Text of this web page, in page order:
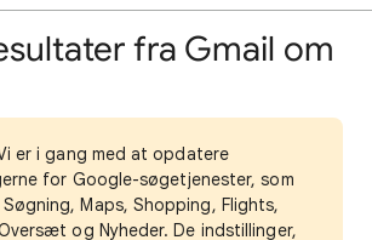
fra Gmail om
er i gang med at opdatere
for Google-søgetjenester, som
Maps, Shopping, Flights,
og Nyheder. De indstillinger,